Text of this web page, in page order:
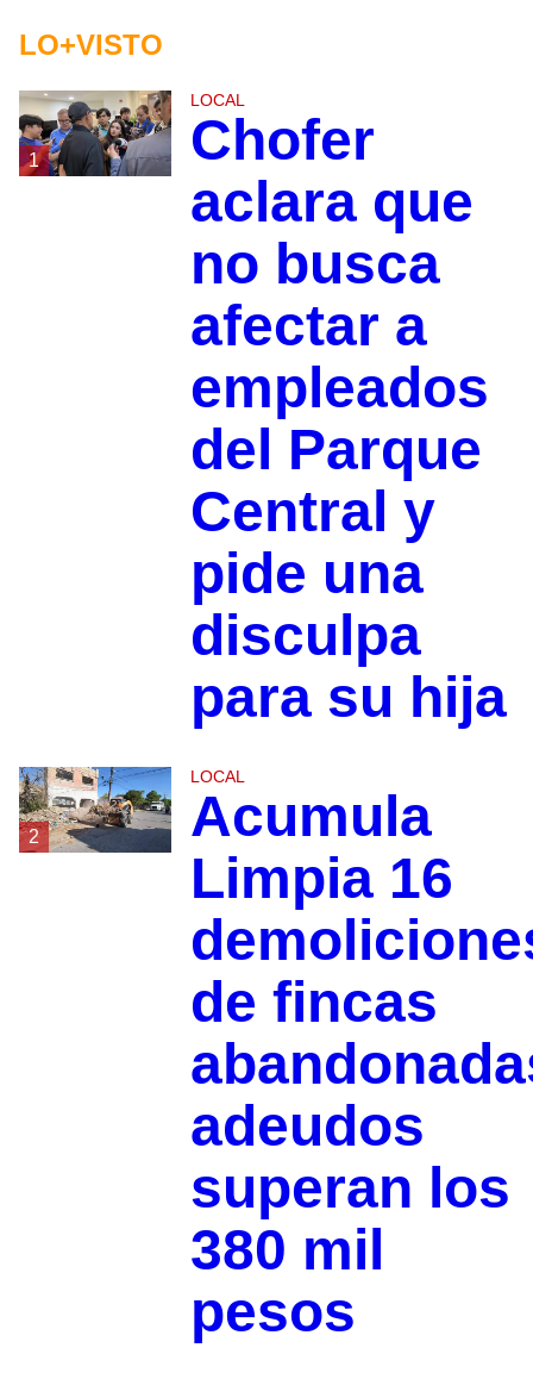
LO+VISTO
1
LOCAL
Chofer
aclara que
no busca
afectar a
empleados
del Parque
Central y
pide una
disculpa
para su hija
2
LOCAL
Acumula
Limpia 16
de fincas
adeudos
superan los
380 mil
pesos